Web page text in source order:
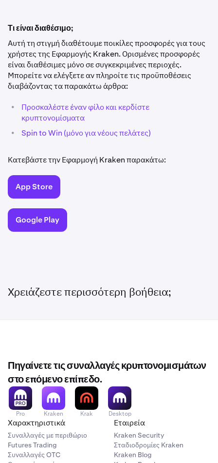
Τι είναι διαθέσιμο;
Αυτή τη στιγμή διαθέτουμε ποικίλες προσφορές για τους
χρήστες της Εφαρμογής Kraken. Ορισμένες προσφορές
είναι διαθέσιμες μόνο σε συγκεκριμένες περιοχές.
Μπορείτε να ελέγξετε αν πληροίτε τις προϋποθέσεις
διαβάζοντας τα παρακάτω άρθρα:
•
Προσκαλέστε έναν φίλο και κερδίστε
κρυπτονομίσματα
• Spin to Win (μόνο για νέους πελάτες)
Κατεβάστε την Εφαρμογή Kraken παρακάτω:
App Store
Google Play
Χρειάζεστε περισσότερη βοήθεια;
Πηγαίνετε τις συναλλαγές κρυπτονομισμάτων
στο επόμενο επίπεδο.
Pro Kraken Krak Desktop
Χαρακτηριστικά
Συναλλαγές με περιθώριο
Futures Trading
Συναλλαγές OTC
Εταιρεία
Kraken Security
Σταδιοδρομίες Kraken
Kraken Blog